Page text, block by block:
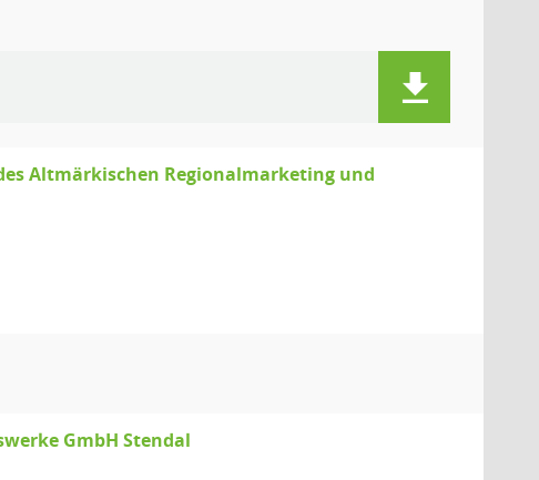
Altmärkischen Regionalmarketing und
GmbH Stendal